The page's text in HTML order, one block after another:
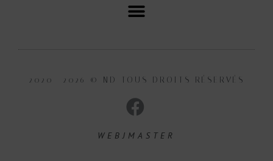
2020 -2026 © ND TOUS DROITS RÉSERVÉS
WEBJMASTER